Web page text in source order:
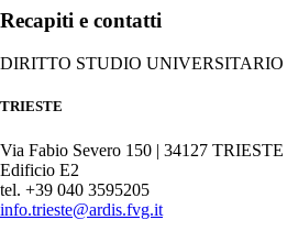
Recapiti e contatti
DIRITTO STUDIO UNIVERSITARIO
TRIESTE
Via Fabio Severo 150 | 34127 TRIESTE
Edificio E2
tel. +39 040 3595205
info.trieste@ardis.fvg.it